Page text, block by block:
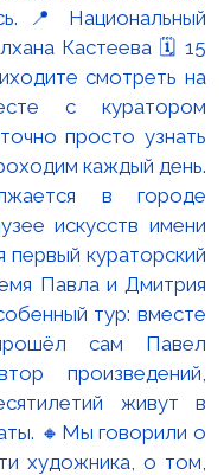
в городе
искусств имени
первый кураторский
Павла и Дмитрия
тур: вместе
сам Павел
произведений,
живут в
🔸Мы говорили о
художника, о том,